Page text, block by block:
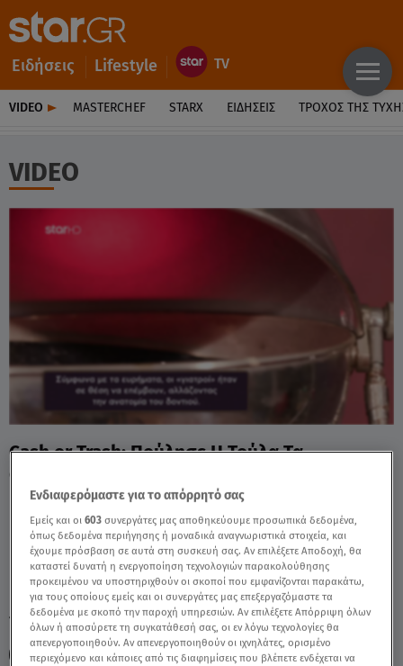
Ειδήσεις Lifestyle
VIDEO MASTERCHEF STARX ΕΙΔΉΣΕΙΣ ΤΡΟΧΌΣ ΤΗΣ
VIDEO
Cash or Trash: Πούλησε Η Τούλα Τα
Οδοντιατρικά Εργαλεία Της; - Video
TAGS: CASH OR TRASH CASH OR TRASH ΤΟΥΛΑ
ΜΕΛΕΤΗΣ ΠΑΓΩΝΗΣ ΑΝΤΑ ΠΑΝΑ ΕΙΡΗΝΗ ΠΛΕΥΡΑΚΗ
Ενδιαφερόμαστε για το απόρρητό σας
Εμείς και οι603 συνεργάτες μας αποθηκεύουμε προσωπικά δεδομένα,
όπως δεδομένα περιήγησης ή μοναδικά αναγνωριστικά στοιχεία, και
έχουμε πρόσβαση σε αυτά στη συσκευή σας. Αν επιλέξετε Αποδοχή, θα
καταστεί δυνατή η ενεργοποίηση τεχνολογιών παρακολούθησης
προκειμένου να υποστηριχθούν οι σκοποί που εμφανίζονται παρακάτω,
για τους οποίους εμείς και οι συνεργάτες μας επεξεργαζόμαστε τα
δεδομένα με σκοπό την παροχή υπηρεσιών. Αν επιλέξετε Απόρριψη όλων
όλων ή αποσύρετε τη συγκατάθεσή σας, οι εν λόγω τεχνολογίες θα
απενεργοποιηθούν. Αν απενεργοποιηθούν οι ιχνηλάτες, ορισμένο
περιεχόμενο και κάποιες από τις διαφημίσεις που βλέπετε ενδέχεται να